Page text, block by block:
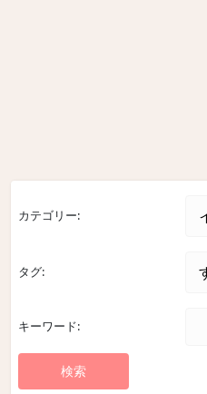
カテゴリー:
タグ:
キーワード: